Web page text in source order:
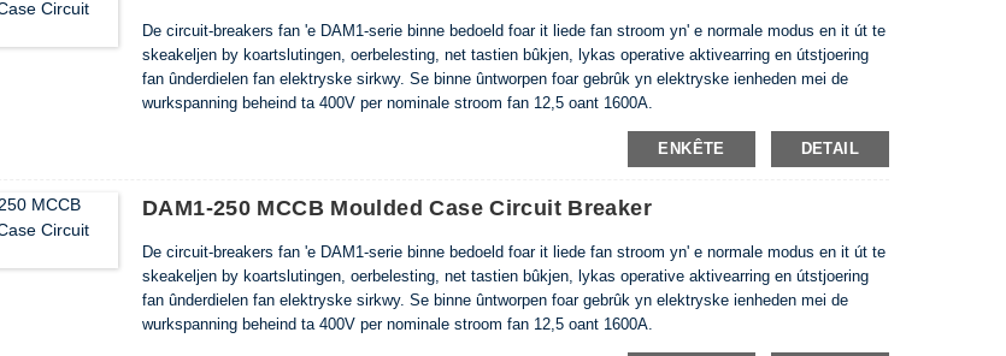
De circuit-breakers fan 'e DAM1-serie binne bedoeld foar it liede fan stroom yn' e normale modus en it út te
skeakeljen by koartslutingen, oerbelesting, net tastien bûkjen, lykas operative aktivearring en útstjoering
fan ûnderdielen fan elektryske sirkwy. Se binne ûntworpen foar gebrûk yn elektryske ienheden mei de
wurkspanning beheind ta 400V per nominale stroom fan 12,5 oant 1600A.
ENKÊTE
DETAIL
DAM1-250 MCCB Moulded Case Circuit Breaker
De circuit-breakers fan 'e DAM1-serie binne bedoeld foar it liede fan stroom yn' e normale modus en it út te
skeakeljen by koartslutingen, oerbelesting, net tastien bûkjen, lykas operative aktivearring en útstjoering
fan ûnderdielen fan elektryske sirkwy. Se binne ûntworpen foar gebrûk yn elektryske ienheden mei de
wurkspanning beheind ta 400V per nominale stroom fan 12,5 oant 1600A.